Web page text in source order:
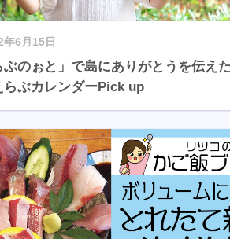
年6月15日
ぶのぉと」で島にありがとうを伝えた
らぶカレンダーPick up